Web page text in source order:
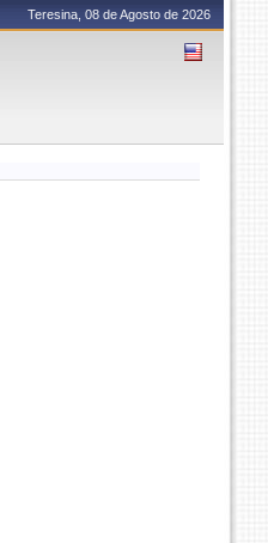
Teresina, 08 de Agosto de 2026